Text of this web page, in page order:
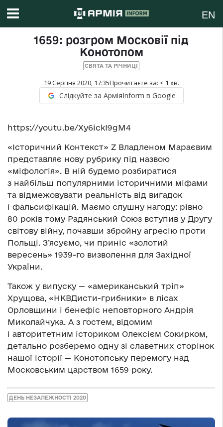
EN
1659: розгром Московії під
Конотопом
СВЯТА ТА РІЧНИЦІ
19 Серпня 2020, 17:35Прочитаєте за: < 1 хв.
Слідкуйте за АрміяInform в Google
https://youtu.be/Xy6ickI9gM4
«Історичний Контекст» Z Владленом Мараєвим
представляє нову рубрику під назвою
«міфологія». В ній будемо розбиратися
з найбільш популярними історичними міфами
та відмежовувати реальність від вигадок
і фальсифікацій. Маємо слушну нагоду: рівно
80 років тому Радянський Союз вступив у Другу
світову війну, почавши збройну агресію проти
Польщі. З’ясуємо, чи приніс «золотий
вересень» 1939-го визволення для Західної
України.
Також у випуску — «американський тріп»
Хрущова, «НКВДисти-грибники» в лісах
Орловщини і бенефіс неповторного Андрія
Миколайчука. А з гостем, відомим
і авторитетним істориком Олексієм Сокирком,
детально розберемо одну зі славетних сторінок
нашої історії — Конотопську перемогу над
Московським царством 1659 року.
ДЕНЬ НЕЗАЛЕЖНОСТІ 2020